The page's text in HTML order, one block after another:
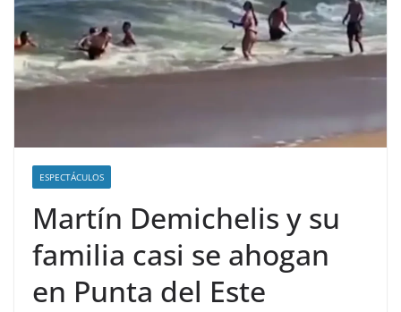
ESPECTÁCULOS
Martín Demichelis y su
familia casi se ahogan
en Punta del Este